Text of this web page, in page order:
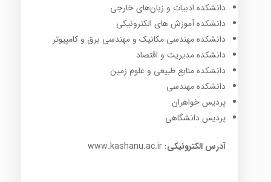
دانشکده ادبیات و زبان‌های خارجی
دانشکده آموزش های الکترونیکی
دانشکده مهندسی مکانیک و مهندسی برق و کامپیوتر
دانشکده مدیریت و اقتصاد
دانشکده منابع طبیعی و علوم زمین
دانشکده مهندسی
پردیس خواهران
پردیس دانشگاهی
آدرس الکترونیکی: www.kashanu.ac.ir